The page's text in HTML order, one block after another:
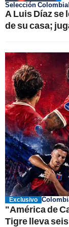
Selección Colombia
A Luis Díaz se
de su casa;
Exclusivo
"América de
Tigre lleva